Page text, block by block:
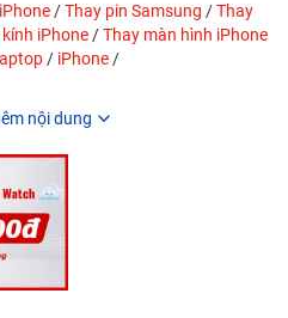
/Thay pin Samsung /Thay
iPhone /Thay màn hình iPhone
/ iPhone /
nội dung